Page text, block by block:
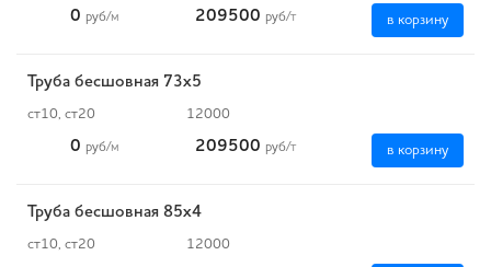
0 руб/м 209500 руб/т в корзину
Труба бесшовная 73х5
ст10, ст20 12000
0 руб/м 209500 руб/т в корзину
Труба бесшовная 85х4
ст10, ст20 12000